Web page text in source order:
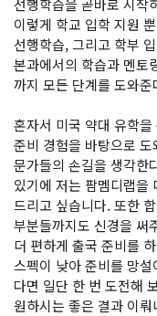
선행학습을 곧바로 시작
이렇게 학교 입학 지원
선행학습, 그리고 학부
본과에서의 학습과 멘토
까지 모든 단계를 도와
혼자서 미국 약대 유학
준비 경험을 바탕으로 도
문가들의 손길을 생각한
있기에 저는 팜멤디랩을
드리고 싶습니다. 또한
부분들까지도 신경을 써
더 편하게 출국 준비를
스펙이 낮아 준비를 망설
다면 일단 한 번 도전해
원하시는 좋은 결과 이